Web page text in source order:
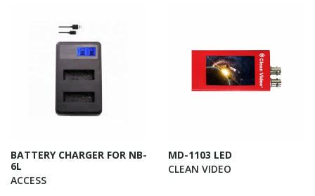
BATTERY CHARGER FOR NB-
6L
ACCESS
MD-1103 LED
CLEAN VIDEO